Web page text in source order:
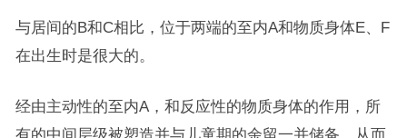
与居间的B和C相比，位于两端的至内A和物质身体E、F
在出生时是很大的。
经由主动性的至内A，和反应性的物质身体的作用，所
有的中间层级被塑造并与儿童期的余留一并储备，从而